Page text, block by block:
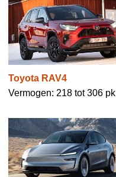
Toyota RAV4
Vermogen: 218 tot 306 pk